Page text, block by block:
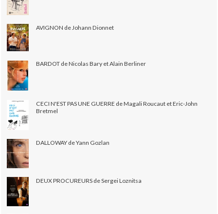
AVIGNON de Johann Dionnet
BARDOT de Nicolas Bary et Alain Berliner
CECI N'EST PAS UNE GUERRE de Magali Roucaut et Eric-John
Bretmel
DALLOWAY de Yann Gozlan
DEUX PROCUREURS de Sergei Loznitsa